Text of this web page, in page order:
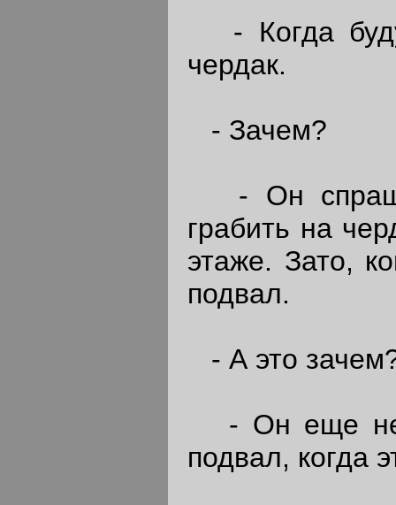
- Когда
чердак.
- Зачем?
- Он
грабить на
этаже. Зато,
подвал.
- А это
- Он еще не
подвал, когда